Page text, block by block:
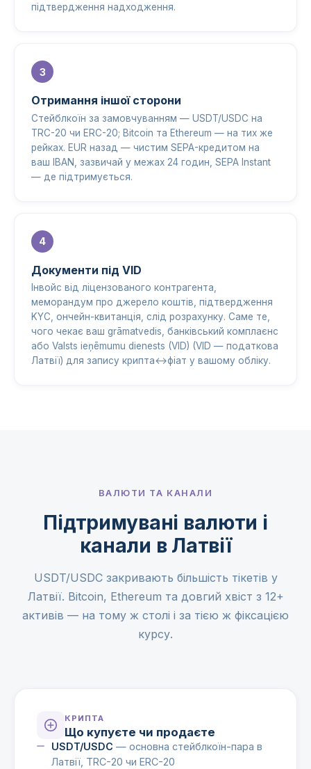
підтвердження надходження.
Отримання іншої сторони
Стейблкоїн за замовчуванням — USDT/USDC на
TRC-20 чи ERC-20; Bitcoin та Ethereum — на тих же
рейках. EUR назад — чистим SEPA-кредитом на
ваш IBAN, зазвичай у межах 24 годин, SEPA Instant
— де підтримується.
Документи під VID
Інвойс від ліцензованого контрагента,
меморандум про джерело коштів, підтвердження
KYC, ончейн-квитанція, слід розрахунку. Саме те,
чого чекає ваш grāmatvedis, банківський комплаєнс
або Valsts ieņēmumu dienests (VID) (VID — податкова
Латвії) для запису крипта↔фіат у вашому обліку.
ВАЛЮТИ ТА КАНАЛИ
Підтримувані валюти і
канали в Латвії
USDT/USDC закривають більшість тікетів у
Латвії. Bitcoin, Ethereum та довгий хвіст з 12+
активів — на тому ж столі і за тією ж фіксацією
курсу.
КРИПТА
Що купуєте чи продаєте
USDT/USDC — основна стейблкоїн-пара в
Латвії, TRC-20 чи ERC-20